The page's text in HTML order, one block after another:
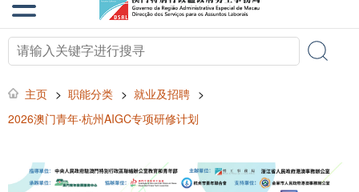
主页 > 职能分类 > 就业及招聘 >
2026澳门青年‧杭州AIGC专项研修计划